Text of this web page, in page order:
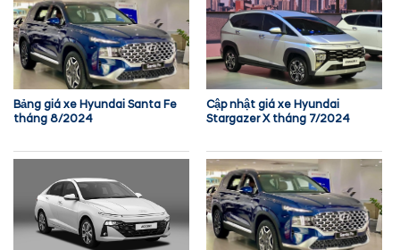
Bảng giá xe Hyundai Santa Fe
tháng 8/2024
Cập nhật giá xe Hyundai
Stargazer X tháng 7/2024